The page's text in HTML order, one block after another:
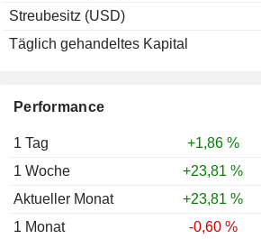
Performance
1 Tag
+1,86 %
1 Woche
+23,81 %
Aktueller Monat
+23,81 %
1 Monat
-0,60 %
Streubesitz (USD)
Täglich gehandeltes Kapital